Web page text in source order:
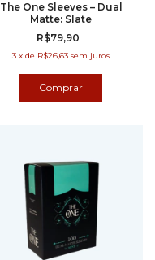
The One Sleeves – Dual
Matte: Slate
R$79,90
3 xde R$26,63 sem juros